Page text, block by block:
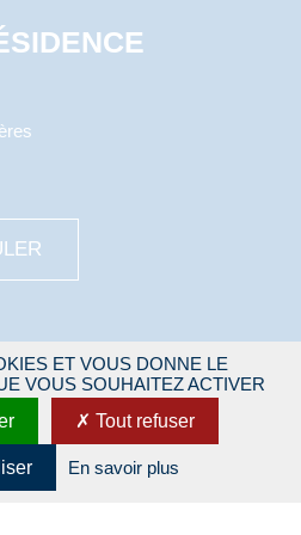
ET VOUS DONNE LE
VOUS SOUHAITEZ ACTIVER
Tout refuser
En savoir plus